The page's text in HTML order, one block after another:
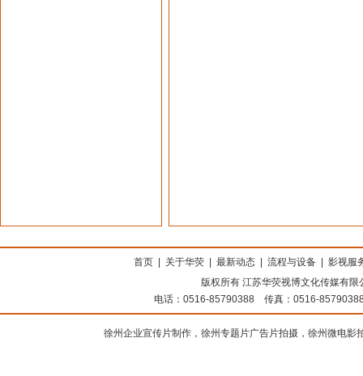
首页 关于华荧 最新动态 流程与设备
影视服
版权所有 江苏华荧视博文化传媒有
电话：0516-85790388 传真：0516-
徐州企业宣传片制作，徐州专题片广告片拍摄，徐州微电